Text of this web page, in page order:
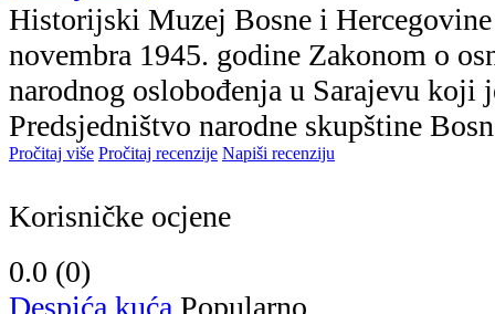
Historijski Muzej Bosne i
novembra 1945. godine Zakonom o
narodnog oslobođenja u Sarajevu koji
Predsjedništvo narodne skupštine
Pročitaj više Pročitaj recenzije Napiši recenziju
Korisničke ocjene
0.0 (0)
Despića kuća Popularno